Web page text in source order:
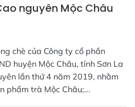
nguyên Mộc Châu
chè của Công ty cổ phần
huyện Mộc Châu, tỉnh Sơn La
lần thứ 4 năm 2019, nhằm
phẩm trà Mộc Châu;...